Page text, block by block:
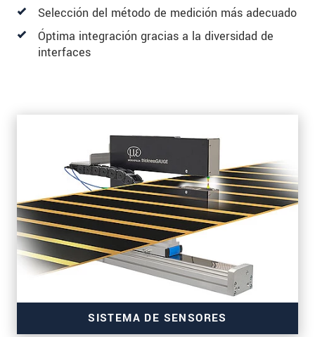
Selección del método de medición más adecuado
Óptima integración gracias a la diversidad de
interfaces
SISTEMA DE SENSORES